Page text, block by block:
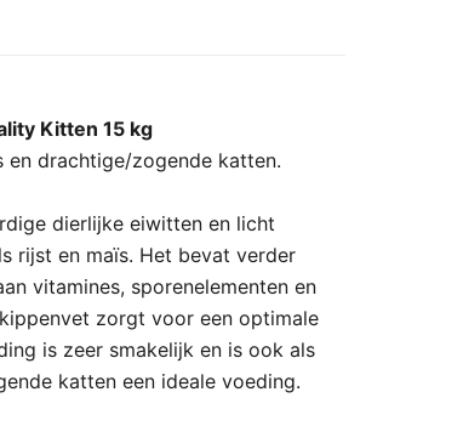
Kitten 15 kg
drachtige/zogende katten.
dierlijke eiwitten en licht
rijst en maïs. Het bevat verder
vitamines, sporenelementen en
zorgt voor een optimale
is zeer smakelijk en is ook als
katten een ideale voeding.